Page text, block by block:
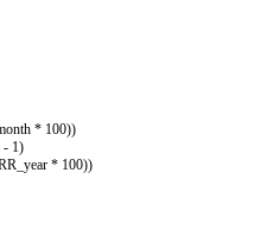
* 100))
- 1)
* 100))